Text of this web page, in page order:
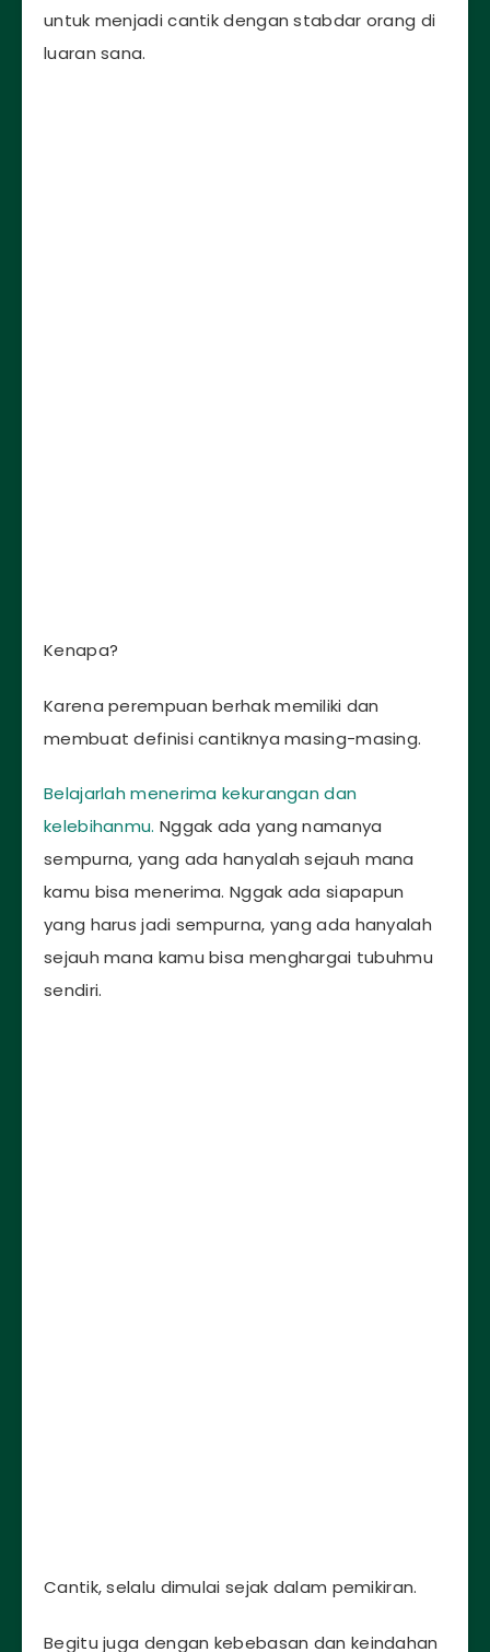
untuk menjadi cantik dengan stabdar orang di
luaran sana.
Kenapa?
Karena perempuan berhak memiliki dan
membuat definisi cantiknya masing-masing.
Belajarlah menerima kekurangan dan
kelebihanmu. Nggak ada yang namanya
sempurna, yang ada hanyalah sejauh mana
kamu bisa menerima. Nggak ada siapapun
yang harus jadi sempurna, yang ada hanyalah
sejauh mana kamu bisa menghargai tubuhmu
sendiri.
Cantik, selalu dimulai sejak dalam pemikiran.
Begitu juga dengan kebebasan dan keindahan